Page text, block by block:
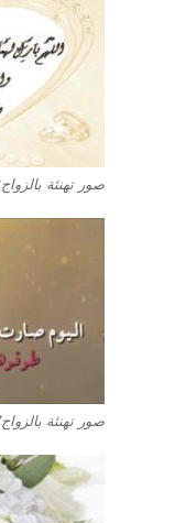
صور تهنئة بالزواج8
صور تهنئة بالزواج7